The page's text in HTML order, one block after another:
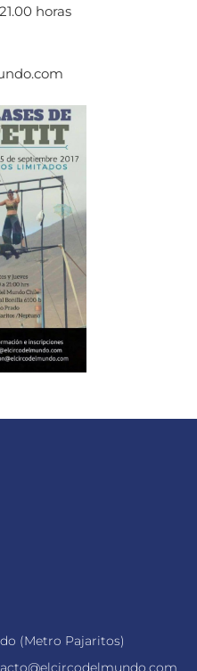
horas
(Metro Pajaritos)